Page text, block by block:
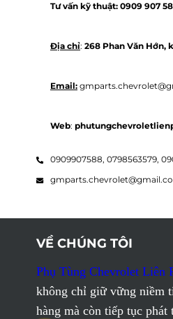
Tư vấn kỹ thuật: 0909 907
Địa chỉ: 268 Phan Văn Hớn,
Email:
Web:
0909907588, 0798563579,
VỀ CHÚNG TÔI
Phụ Tùng Chevrolet Liên
không chỉ giữ vững niềm
hàng mà còn tiếp tục phát